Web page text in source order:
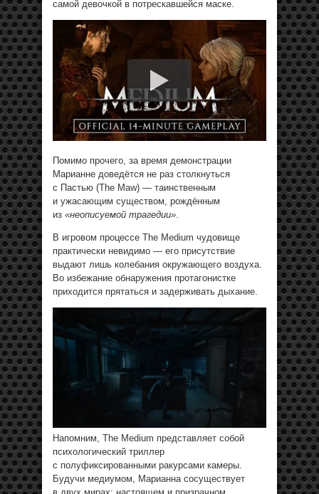
самой девочкой в потрескавшейся маске.
Помимо прочего, за время демонстрации
Марианне доведётся не раз столкнуться
с Пастью (The Maw) — таинственным
и ужасающим существом, рождённым
из «неописуемой трагедии»
В игровом процессе The Medium чудовище
практически невидимо — его присутствие
выдают лишь колебания окружающего воздуха.
Во избежание обнаружения протагонистке
приходится прятаться и задерживать дыхание.
Напомним, The Medium представляет собой
психологический триллер
с полуфиксированными ракурсами камеры.
Будучи медиумом, Марианна сосуществует